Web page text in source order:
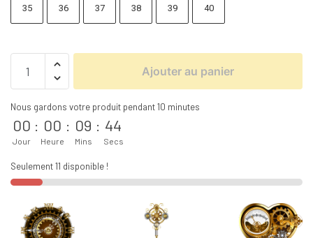
35 36 37 38 39 40
Ajouter au panier
Nous gardons votre produit pendant 10 minutes
00
Jour
: 00
Heure
: 09
Mins
: 43
Secs
Seulement 11 disponible !